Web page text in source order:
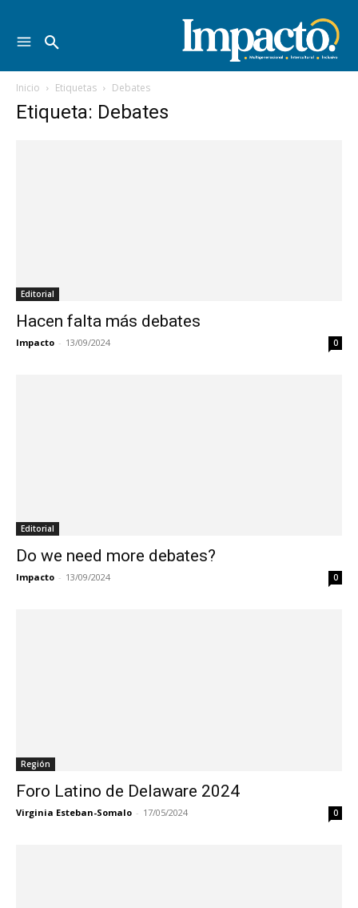
Inicio Etiquetas Debates
Etiqueta: Debates
Editorial
Hacen falta más debates
Impacto - 13/09/2024 0
Editorial
Do we need more debates?
Impacto - 13/09/2024 0
Región
Foro Latino de Delaware 2024
Virginia Esteban-Somalo - 17/05/2024 0